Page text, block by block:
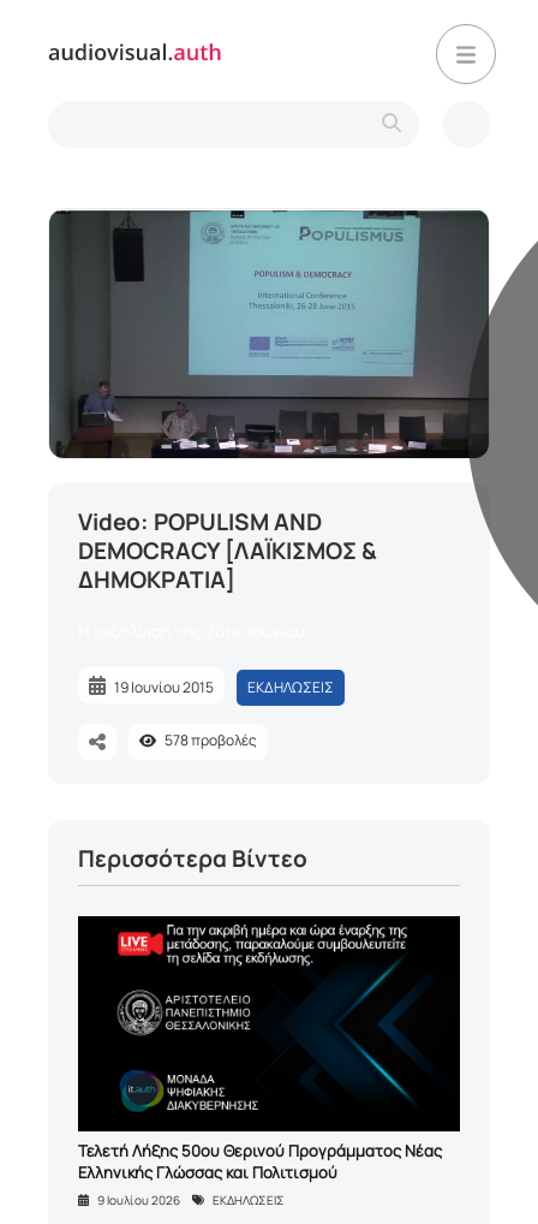
Loaded:
0.17%
Video: POPULISM AND
DEMOCRACY [ΛΑΪΚΙΣΜΟΣ &
ΔΗΜΟΚΡΑΤΙΑ]
19 Ιουνίου 2015 ΕΚΔΗΛΩΣΕΙΣ
578προβολές
Περισσότερα Βίντεο
Τελετή Λήξης 50ου Θερινού Προγράμματος Νέας
Ελληνικής Γλώσσας και Πολιτισμού
9 Ιουλίου 2026 ΕΚΔΗΛΩΣΕΙΣ